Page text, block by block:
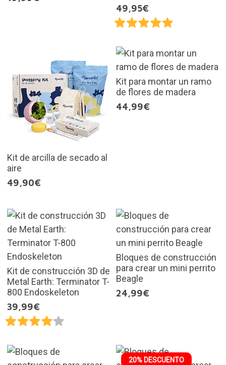
49,95€
Kit de arcilla de secado al
aire
49,90€
Kit para montar un ramo
de flores de madera
44,99€
Kit de construcción 3D de
Metal Earth: Terminator T-
800 Endoskeleton
39,99€
Bloques de construcción
para crear un mini perrito
Beagle
24,99€
20% DESCUENTO